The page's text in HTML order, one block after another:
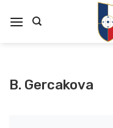
na
B. Gercakova